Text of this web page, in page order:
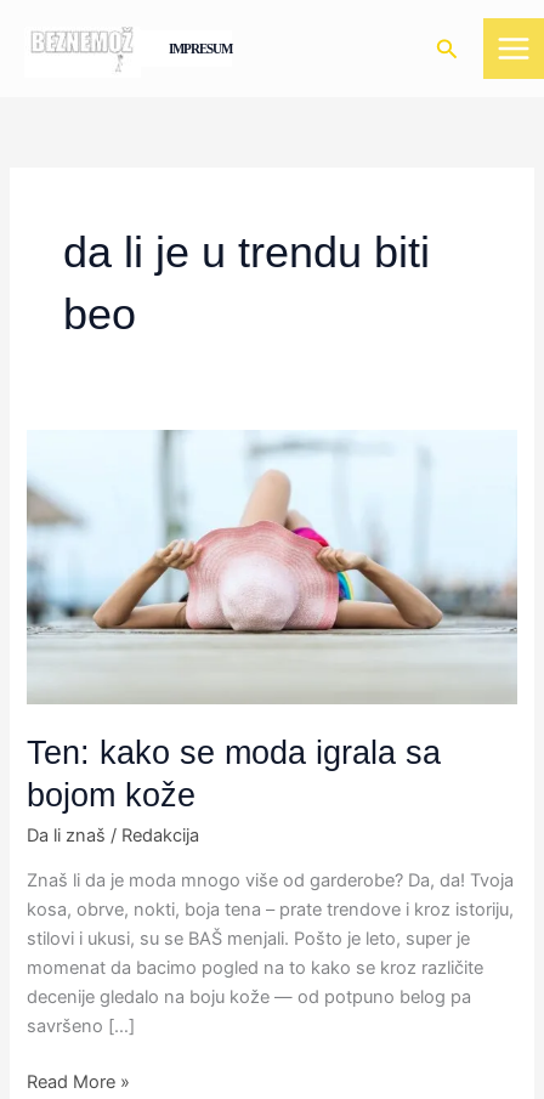
IMPRESUM Search
da li je u trendu biti
beo
Ten: kako se moda igrala sa
bojom kože
Da li znaš / Redakcija
Znaš li da je moda mnogo više od garderobe? Da, da! Tvoja
kosa, obrve, nokti, boja tena – prate trendove i kroz istoriju,
stilovi i ukusi, su se BAŠ menjali. Pošto je leto, super je
momenat da bacimo pogled na to kako se kroz različite
decenije gledalo na boju kože — od potpuno belog pa
savršeno […]
kako
se
moda
igrala
sa
bojom
kože
Read More »